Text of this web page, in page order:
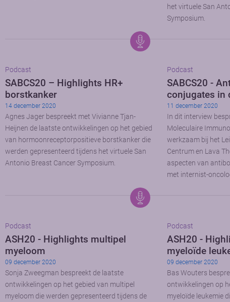
het virtuele San
Symposium.
Podcast
SABCS20 – Highlights HR+
borstkanker
14 december 2020
Agnes Jager bespreekt met Vivianne Tjan-
Heijnen de laatste ontwikkelingen op het gebied
van hormoonreceptorpositieve borstkanker die
werden gepresenteerd tijdens het virtuele San
Antonio Breast Cancer Symposium.
Podcast
SABCS20 -
conjugates in
11 december 2020
In dit interview
Moleculaire
werkzaam bij het
Centrum en Lava
aspecten van
met internist-
Podcast
ASH20 - Highlights multipel
myeloom
09 december 2020
Sonja Zweegman bespreekt de laatste
ontwikkelingen op het gebied van multipel
myeloom die werden gepresenteerd tijdens de
Podcast
ASH20 -
myeloïde
09 december 2020
Bas Wouters
ontwikkelingen op
myeloïde leukemie